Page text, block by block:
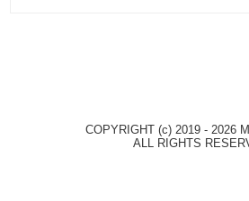
COPYRIGHT (c) 2019 - 2026
ALL RIGHTS